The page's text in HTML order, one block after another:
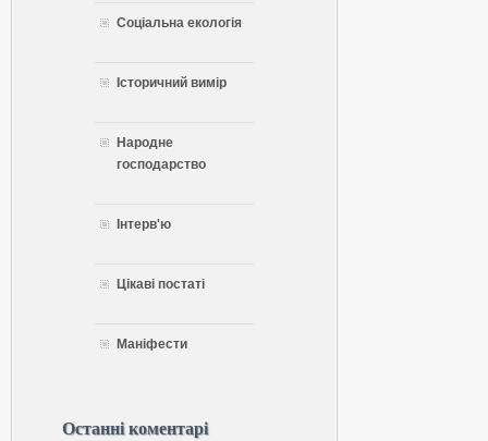
Соціальна екологія
Історичний вимір
Народне
господарство
Інтерв'ю
Цікаві постаті
Маніфести
Останні коментарі